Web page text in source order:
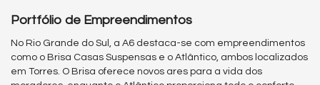
Portfólio de Empreendimentos
No Rio Grande do Sul, a A6 destaca-se com empreendimentos
como o Brisa Casas Suspensas e o Atlântico, ambos localizados
em Torres. O Brisa oferece novos ares para a vida dos